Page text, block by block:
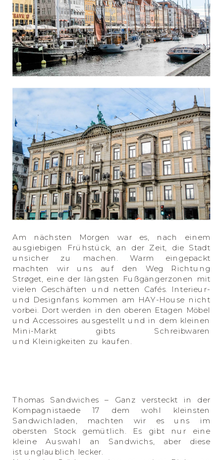
Am nächsten Morgen war es, nach einem
ausgiebigen Frühstück, an der Zeit, die Stadt
unsicher zu machen. Warm eingepackt
machten wir uns auf den Weg Richtung
Strøget, eine der längsten Fußgängerzonen mit
vielen Geschäften und netten Cafés. Interieur-
und Designfans kommen am HAY-House nicht
vorbei. Dort werden in den oberen Etagen Möbel
und Accessoires ausgestellt und in dem kleinen
Mini-Markt gibts Schreibwaren
und Kleinigkeiten zu kaufen.
Thomas Sandwiches – Ganz versteckt in der
Kompagnistaede 17 dem wohl kleinsten
Sandwichladen, machten wir es uns im
obersten Stock gemütlich. Es gibt nur eine
kleine Auswahl an Sandwichs, aber diese
ist unglaublich lecker.